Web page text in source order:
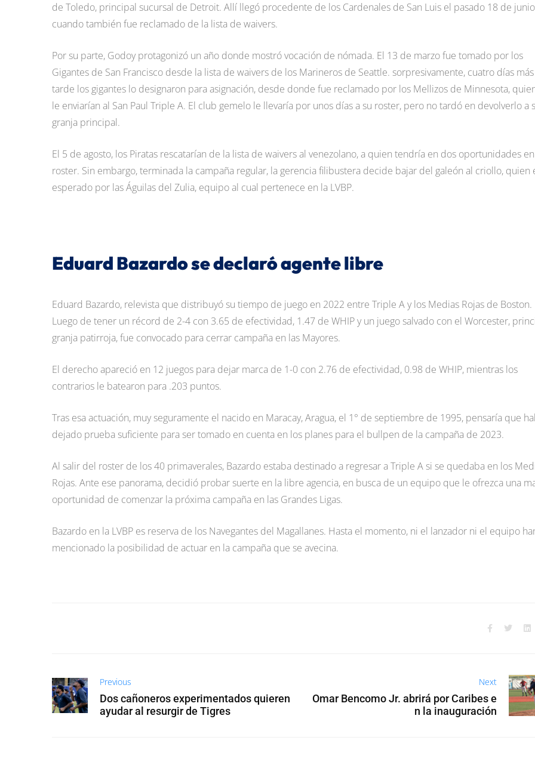
de Toledo, principal sucursal de Detroit. Allí llegó procedente de los Cardenales de San Luis el pasado 18 de
cuando también fue reclamado de la lista de waivers.
Por su parte, Godoy protagonizó un año donde mostró vocación de nómada. El 13 de marzo fue tomado por los
Gigantes de San Francisco desde la lista de waivers de los Marineros de Seattle. sorpresivamente, cuatro días más
tarde los gigantes lo designaron para asignación, desde donde fue reclamado por los Mellizos de Minnesota,
le enviarían al San Paul Triple A. El club gemelo le llevaría por unos días a su roster, pero no tardó en devolverlo a
granja principal.
El 5 de agosto, los Piratas rescatarían de la lista de waivers al venezolano, a quien tendría en dos oportunidades
roster. Sin embargo, terminada la campaña regular, la gerencia filibustera decide bajar del galeón al criollo, quien
esperado por las Águilas del Zulia, equipo al cual pertenece en la LVBP.
Eduard Bazardo se declaró agente libre
Eduard Bazardo, relevista que distribuyó su tiempo de juego en 2022 entre Triple A y los Medias Rojas de Boston.
Luego de tener un récord de 2-4 con 3.65 de efectividad, 1.47 de WHIP y un juego salvado con el Worcester,
granja patirroja, fue convocado para cerrar campaña en las Mayores.
El derecho apareció en 12 juegos para dejar marca de 1-0 con 2.76 de efectividad, 0.98 de WHIP, mientras los
contrarios le batearon para .203 puntos.
Tras esa actuación, muy seguramente el nacido en Maracay, Aragua, el 1° de septiembre de 1995, pensaría que
dejado prueba suficiente para ser tomado en cuenta en los planes para el bullpen de la campaña de 2023.
Al salir del roster de los 40 primaverales, Bazardo estaba destinado a regresar a Triple A si se quedaba en los
Rojas. Ante ese panorama, decidió probar suerte en la libre agencia, en busca de un equipo que le ofrezca una
oportunidad de comenzar la próxima campaña en las Grandes Ligas.
Bazardo en la LVBP es reserva de los Navegantes del Magallanes. Hasta el momento, ni el lanzador ni el equipo
mencionado la posibilidad de actuar en la campaña que se avecina.
Previous
Dos cañoneros experimentados quieren
ayudar al resurgir de Tigres
Next
Omar Bencomo Jr. abrirá por Caribes e
n la inauguración